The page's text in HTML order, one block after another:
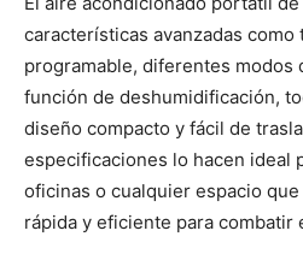
características avanzadas
programable, diferentes modos
función de deshumidificación,
diseño compacto y fácil de
especificaciones lo hacen ideal
oficinas o cualquier espacio
rápida y eficiente para combatir